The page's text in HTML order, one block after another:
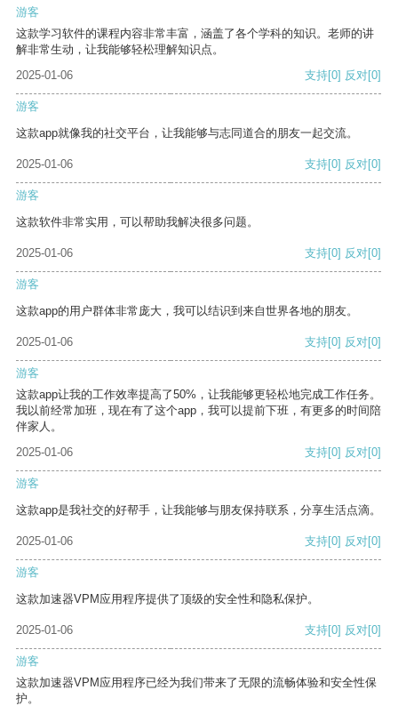
游客
这款学习软件的课程内容非常丰富，涵盖了各个学科的知识。老师的讲
解非常生动，让我能够轻松理解知识点。
2025-01-06
支持[0] 反对[0]
游客
这款app就像我的社交平台，让我能够与志同道合的朋友一起交流。
2025-01-06 支持[0] 反对[0]
游客
这款软件非常实用，可以帮助我解决很多问题。
2025-01-06 支持[0] 反对[0]
游客
这款app的用户群体非常庞大，我可以结识到来自世界各地的朋友。
2025-01-06 支持[0] 反对[0]
游客
这款app让我的工作效率提高了50%，让我能够更轻松地完成工作任务。
我以前经常加班，现在有了这个app，我可以提前下班，有更多的时间陪
伴家人。
2025-01-06
支持[0] 反对[0]
游客
这款app是我社交的好帮手，让我能够与朋友保持联系，分享生活点滴。
2025-01-06 支持[0] 反对[0]
游客
这款加速器VPM应用程序提供了顶级的安全性和隐私保护。
2025-01-06 支持[0] 反对[0]
游客
这款加速器VPM应用程序已经为我们带来了无限的流畅体验和安全性保
护。